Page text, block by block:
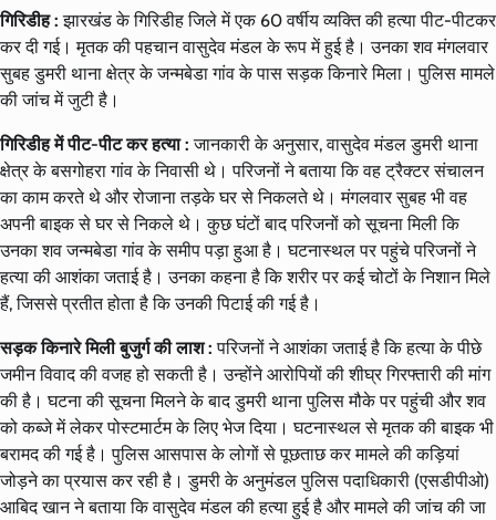
गिरिडीह :झारखंड के गिरिडीह जिले में एक 60 वर्षीय व्यक्ति की हत्या पीट-पीटकर
कर दी गई। मृतक की पहचान वासुदेव मंडल के रूप में हुई है। उनका शव मंगलवार
सुबह डुमरी थाना क्षेत्र के जन्मबेडा गांव के पास सड़क किनारे मिला। पुलिस मामले
की जांच में जुटी है।
गिरिडीह में पीट-पीट कर हत्या :जानकारी के अनुसार, वासुदेव मंडल डुमरी थाना
क्षेत्र के बसगोहरा गांव के निवासी थे। परिजनों ने बताया कि वह ट्रैक्टर संचालन
का काम करते थे और रोजाना तड़के घर से निकलते थे। मंगलवार सुबह भी वह
अपनी बाइक से घर से निकले थे। कुछ घंटों बाद परिजनों को सूचना मिली कि
उनका शव जन्मबेडा गांव के समीप पड़ा हुआ है। घटनास्थल पर पहुंचे परिजनों ने
हत्या की आशंका जताई है। उनका कहना है कि शरीर पर कई चोटों के निशान मिले
हैं, जिससे प्रतीत होता है कि उनकी पिटाई की गई है।
सड़क किनारे मिली बुजुर्ग की लाश : परिजनों ने आशंका जताई है कि हत्या के पीछे
जमीन विवाद की वजह हो सकती है। उन्होंने आरोपियों की शीघ्र गिरफ्तारी की मांग
की है। घटना की सूचना मिलने के बाद डुमरी थाना पुलिस मौके पर पहुंची और शव
को कब्जे में लेकर पोस्टमार्टम के लिए भेज दिया। घटनास्थल से मृतक की बाइक भी
बरामद की गई है। पुलिस आसपास के लोगों से पूछताछ कर मामले की कड़ियां
जोड़ने का प्रयास कर रही है। डुमरी के अनुमंडल पुलिस पदाधिकारी (एसडीपीओ)
आबिद खान ने बताया कि वासुदेव मंडल की हत्या हुई है और मामले की जांच की जा